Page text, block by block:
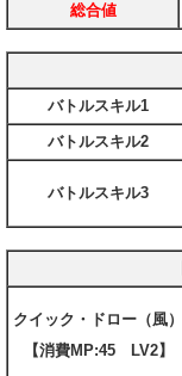
総合値
バトルスキル1
バトルスキル2
バトルスキル3
クイック・ドロー（風）
【消費MP:45 LV2】